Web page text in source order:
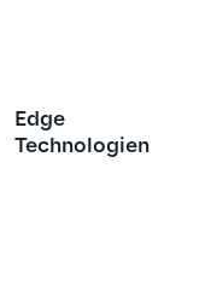
Edge
Technologien